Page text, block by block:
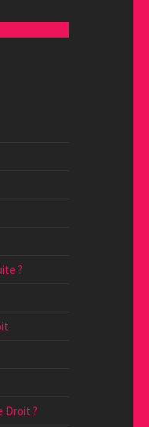
?
Droit ?